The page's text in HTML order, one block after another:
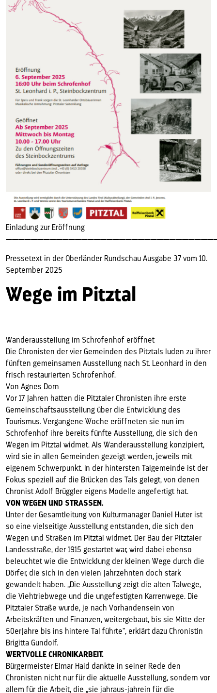
Einladung zur Eröffnung
Pressetext in der Oberländer Rundschau Ausgabe 37 vom 10.
September 2025
Wege im Pitztal
Wanderausstellung im Schrofenhof eröffnet
Die Chronisten der vier Gemeinden des Pitztals luden zu ihrer
fünften gemeinsamen Ausstellung nach St. Leonhard in den
frisch restaurierten Schrofenhof.
Von Agnes Dorn
Vor 17 Jahren hatten die Pitztaler Chronisten ihre erste
Gemeinschaftsausstellung über die Entwicklung des
Tourismus. Vergangene Woche eröffneten sie nun im
Schrofenhof ihre bereits fünfte Ausstellung, die sich den
Wegen im Pitztal widmet. Als Wanderausstellung konzipiert,
wird sie in allen Gemeinden gezeigt werden, jeweils mit
eigenem Schwerpunkt. In der hintersten Talgemeinde ist der
Fokus speziell auf die Brücken des Tals gelegt, von denen
Chronist Adolf Brüggler eigens Modelle angefertigt hat.
VON WEGEN UND STRASSEN.
Unter der Gesamtleitung von Kulturmanager Daniel Huter ist
so eine vielseitige Ausstellung entstanden, die sich den
Wegen und Straßen im Pitztal widmet. Der Bau der Pitztaler
Landesstraße, der 1915 gestartet war, wird dabei ebenso
beleuchtet wie die Entwicklung der kleinen Wege durch die
Dörfer, die sich in den vielen Jahrzehnten doch stark
gewandelt haben. „Die Ausstellung zeigt die alten Talwege,
die Viehtriebwege und die ungefestigten Karrenwege. Die
Pitztaler Straße wurde, je nach Vorhandensein von
Arbeitskräften und Finanzen, weitergebaut, bis sie Mitte der
50erJahre bis ins hintere Tal führte“, erklärt dazu Chronistin
Brigitta Gundolf.
WERTVOLLE CHRONIKARBEIT.
Bürgermeister Elmar Haid dankte in seiner Rede den
Chronisten nicht nur für die aktuelle Ausstellung, sondern vor
allem für die Arbeit, die „sie jahraus-jahrein für die